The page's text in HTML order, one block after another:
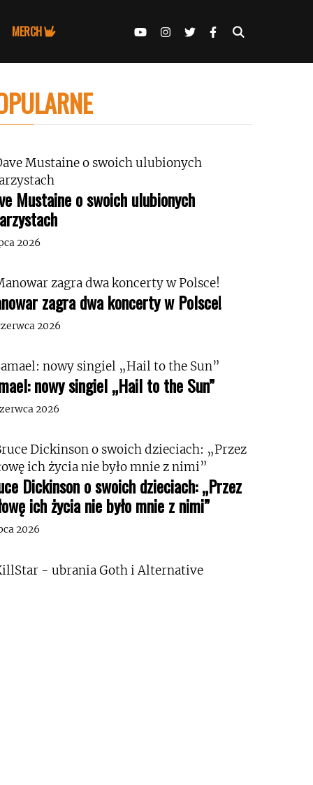
MERCH
Mustaine o swoich ulubionych
2026
zagra dwa koncerty w Polsce!
2026
nowy singiel „Hail to the Sun”
2026
Dickinson o swoich dzieciach: „Przez
ich życia nie było mnie z nimi”
2026